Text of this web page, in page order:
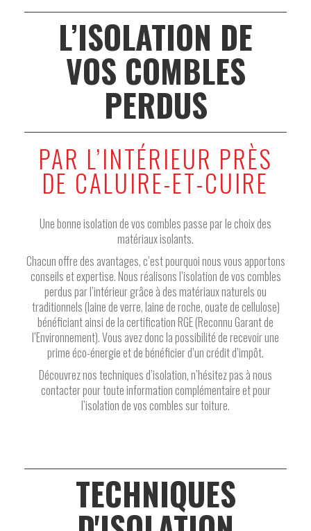
L’ISOLATION DE
VOS COMBLES
PERDUS
PAR L’INTÉRIEUR PRÈS
DE CALUIRE-ET-CUIRE
Une bonne isolation de vos combles passe par le choix des
matériaux isolants.
Chacun offre des avantages, c’est pourquoi nous vous apportons
conseils et expertise. Nous réalisons l’isolation de vos combles
perdus par l’intérieur grâce à des matériaux naturels ou
traditionnels (laine de verre, laine de roche, ouate de cellulose)
bénéficiant ainsi de la certification RGE (Reconnu Garant de
l’Environnement). Vous avez donc la possibilité de recevoir une
prime éco-énergie et de bénéficier d’un crédit d’impôt.
Découvrez nos techniques d’isolation, n’hésitez pas à nous
contacter pour toute information complémentaire et pour
l’isolation de vos combles sur toiture.
TECHNIQUES